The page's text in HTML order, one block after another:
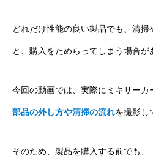
どれだけ性能の良い製品でも、清
と、購入をためらってしまう場合が
今回の動画では、実際にミキサーカ
部品の外し方や清掃の流れを撮影し
そのため、製品を購入する前でも、